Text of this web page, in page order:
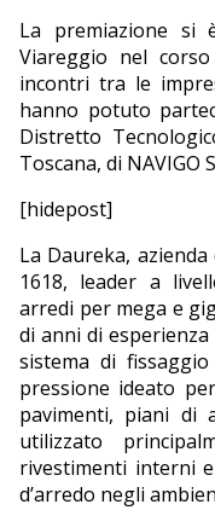
La premiazione si
Viareggio nel
incontri tra le
hanno potuto
Distretto
Toscana, di NAVIGO
[hidepost]
La Daureka,
1618, leader a
arredi per mega e
di anni di
sistema di
pressione ideato
pavimenti, piani di
utilizzato
rivestimenti interni
d’arredo negli